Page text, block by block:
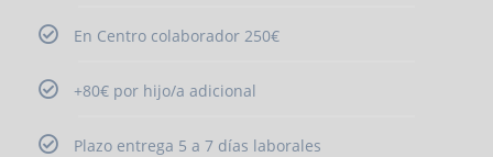
En Centro colaborador 250€
+80€ por hijo/a adicional
Plazo entrega 5 a 7 días laborales